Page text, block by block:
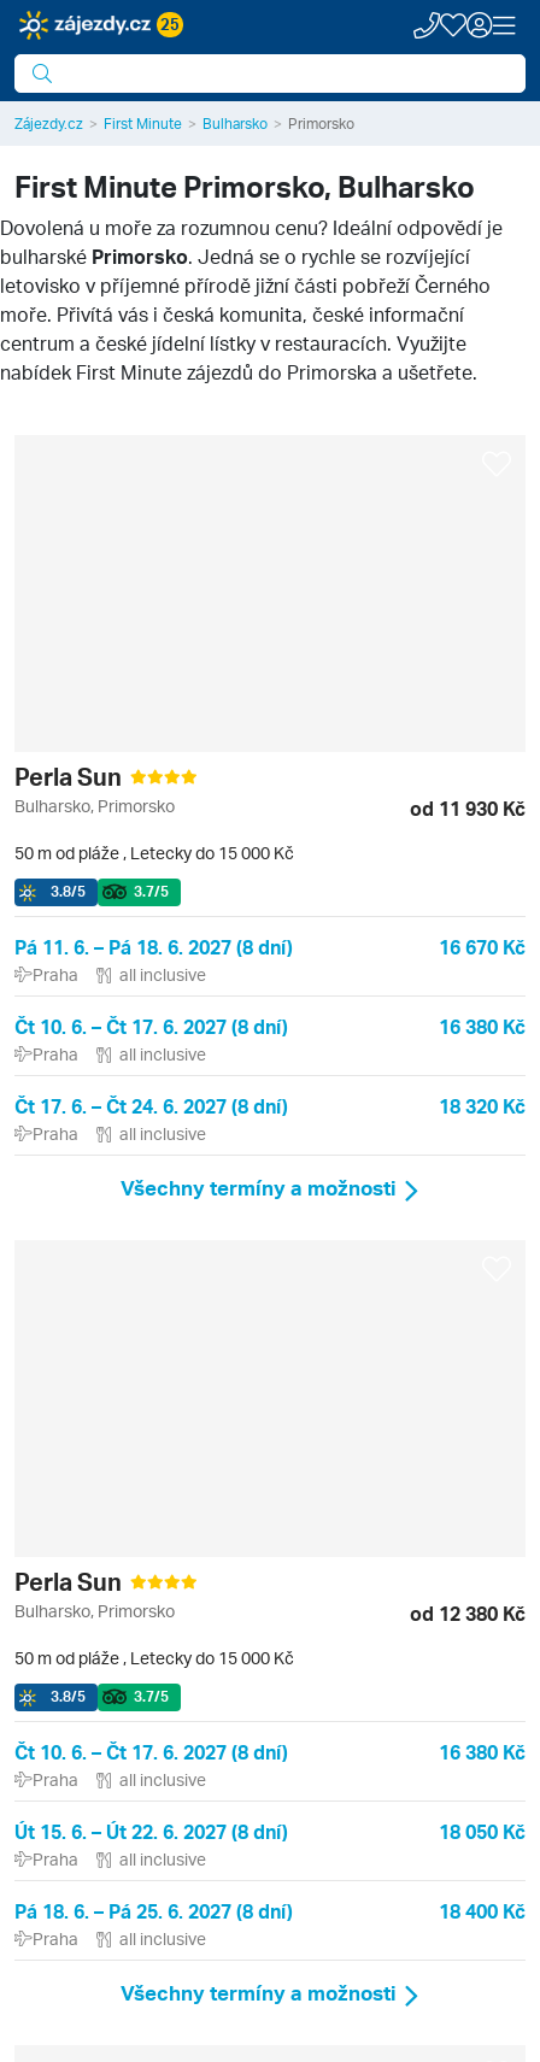
25
Zájezdy.cz First Minute Bulharsko Primorsko
First MinutePrimorsko, Bulharsko
Dovolená u moře za rozumnou cenu? Ideální odpovědí je
bulharské Primorsko. Jedná se o rychle se rozvíjející
letovisko v příjemné přírodě jižní části pobřeží Černého
moře. Přivítá vás i česká komunita, české informační
centrum a české jídelní lístky v restauracích. Využijte
nabídek First Minute zájezdů do Primorska a ušetřete.
Perla Sun
Bulharsko, Primorsko od 11 930 Kč
50 m od pláže , Letecky do 15 000 Kč
3.8/5 3.7/5
Pá 11. 6. – Pá 18. 6. 2027 (8 dní) 16 670 Kč
Praha all inclusive
Čt 10. 6. – Čt 17. 6. 2027 (8 dní) 16 380 Kč
Praha all inclusive
Čt 17. 6. – Čt 24. 6. 2027 (8 dní) 18 320 Kč
Praha all inclusive
Všechny termíny a možnosti
Perla Sun
Bulharsko, Primorsko od 12 380 Kč
50 m od pláže , Letecky do 15 000 Kč
3.8/5 3.7/5
Čt 10. 6. – Čt 17. 6. 2027 (8 dní) 16 380 Kč
Praha all inclusive
Út 15. 6. – Út 22. 6. 2027 (8 dní) 18 050 Kč
Praha all inclusive
Pá 18. 6. – Pá 25. 6. 2027 (8 dní) 18 400 Kč
Praha all inclusive
Všechny termíny a možnosti